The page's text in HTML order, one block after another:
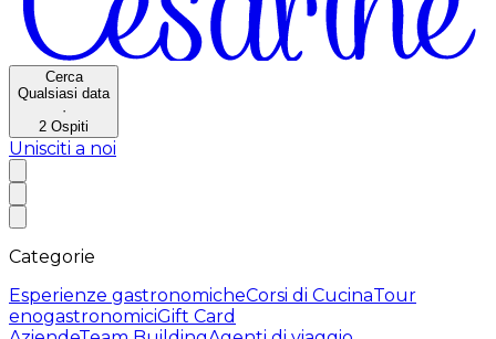
Cerca
Qualsiasi data
·
2 Ospiti
Unisciti a noi
Categorie
Esperienze gastronomicheCorsi di CucinaTour
enogastronomiciGift Card